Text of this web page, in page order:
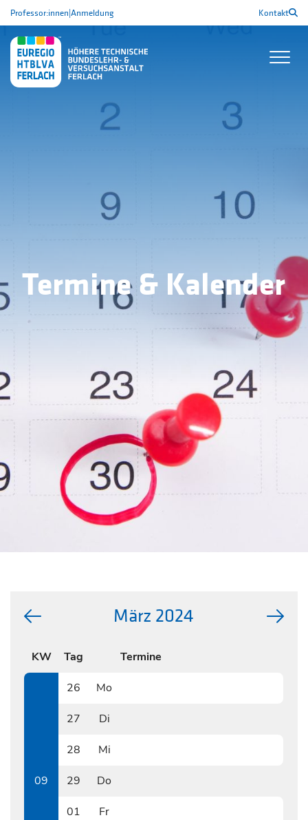
Professor:innen|Anmeldung Kontakt
Termine & Kalender
März 2024
KW Tag Termine
09
26
Mo
27
Di
28
Mi
29
Do
01
Fr